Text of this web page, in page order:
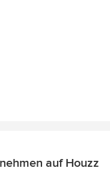
auf Houzz